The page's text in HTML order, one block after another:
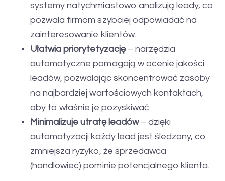
systemy natychmiastowo analizują leady, co
pozwala firmom szybciej odpowiadać na
zainteresowanie klientów.
Ułatwia priorytetyzację– narzędzia
automatyczne pomagają w ocenie jakości
leadów, pozwalając skoncentrować zasoby
na najbardziej wartościowych kontaktach,
aby to właśnie je pozyskiwać.
Minimalizuje utratę leadów– dzięki
automatyzacji każdy lead jest śledzony, co
zmniejsza ryzyko, że sprzedawca
(handlowiec) pominie potencjalnego klienta.